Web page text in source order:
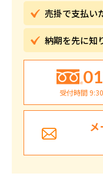
売掛で支払い
納期を先に知
受付時間